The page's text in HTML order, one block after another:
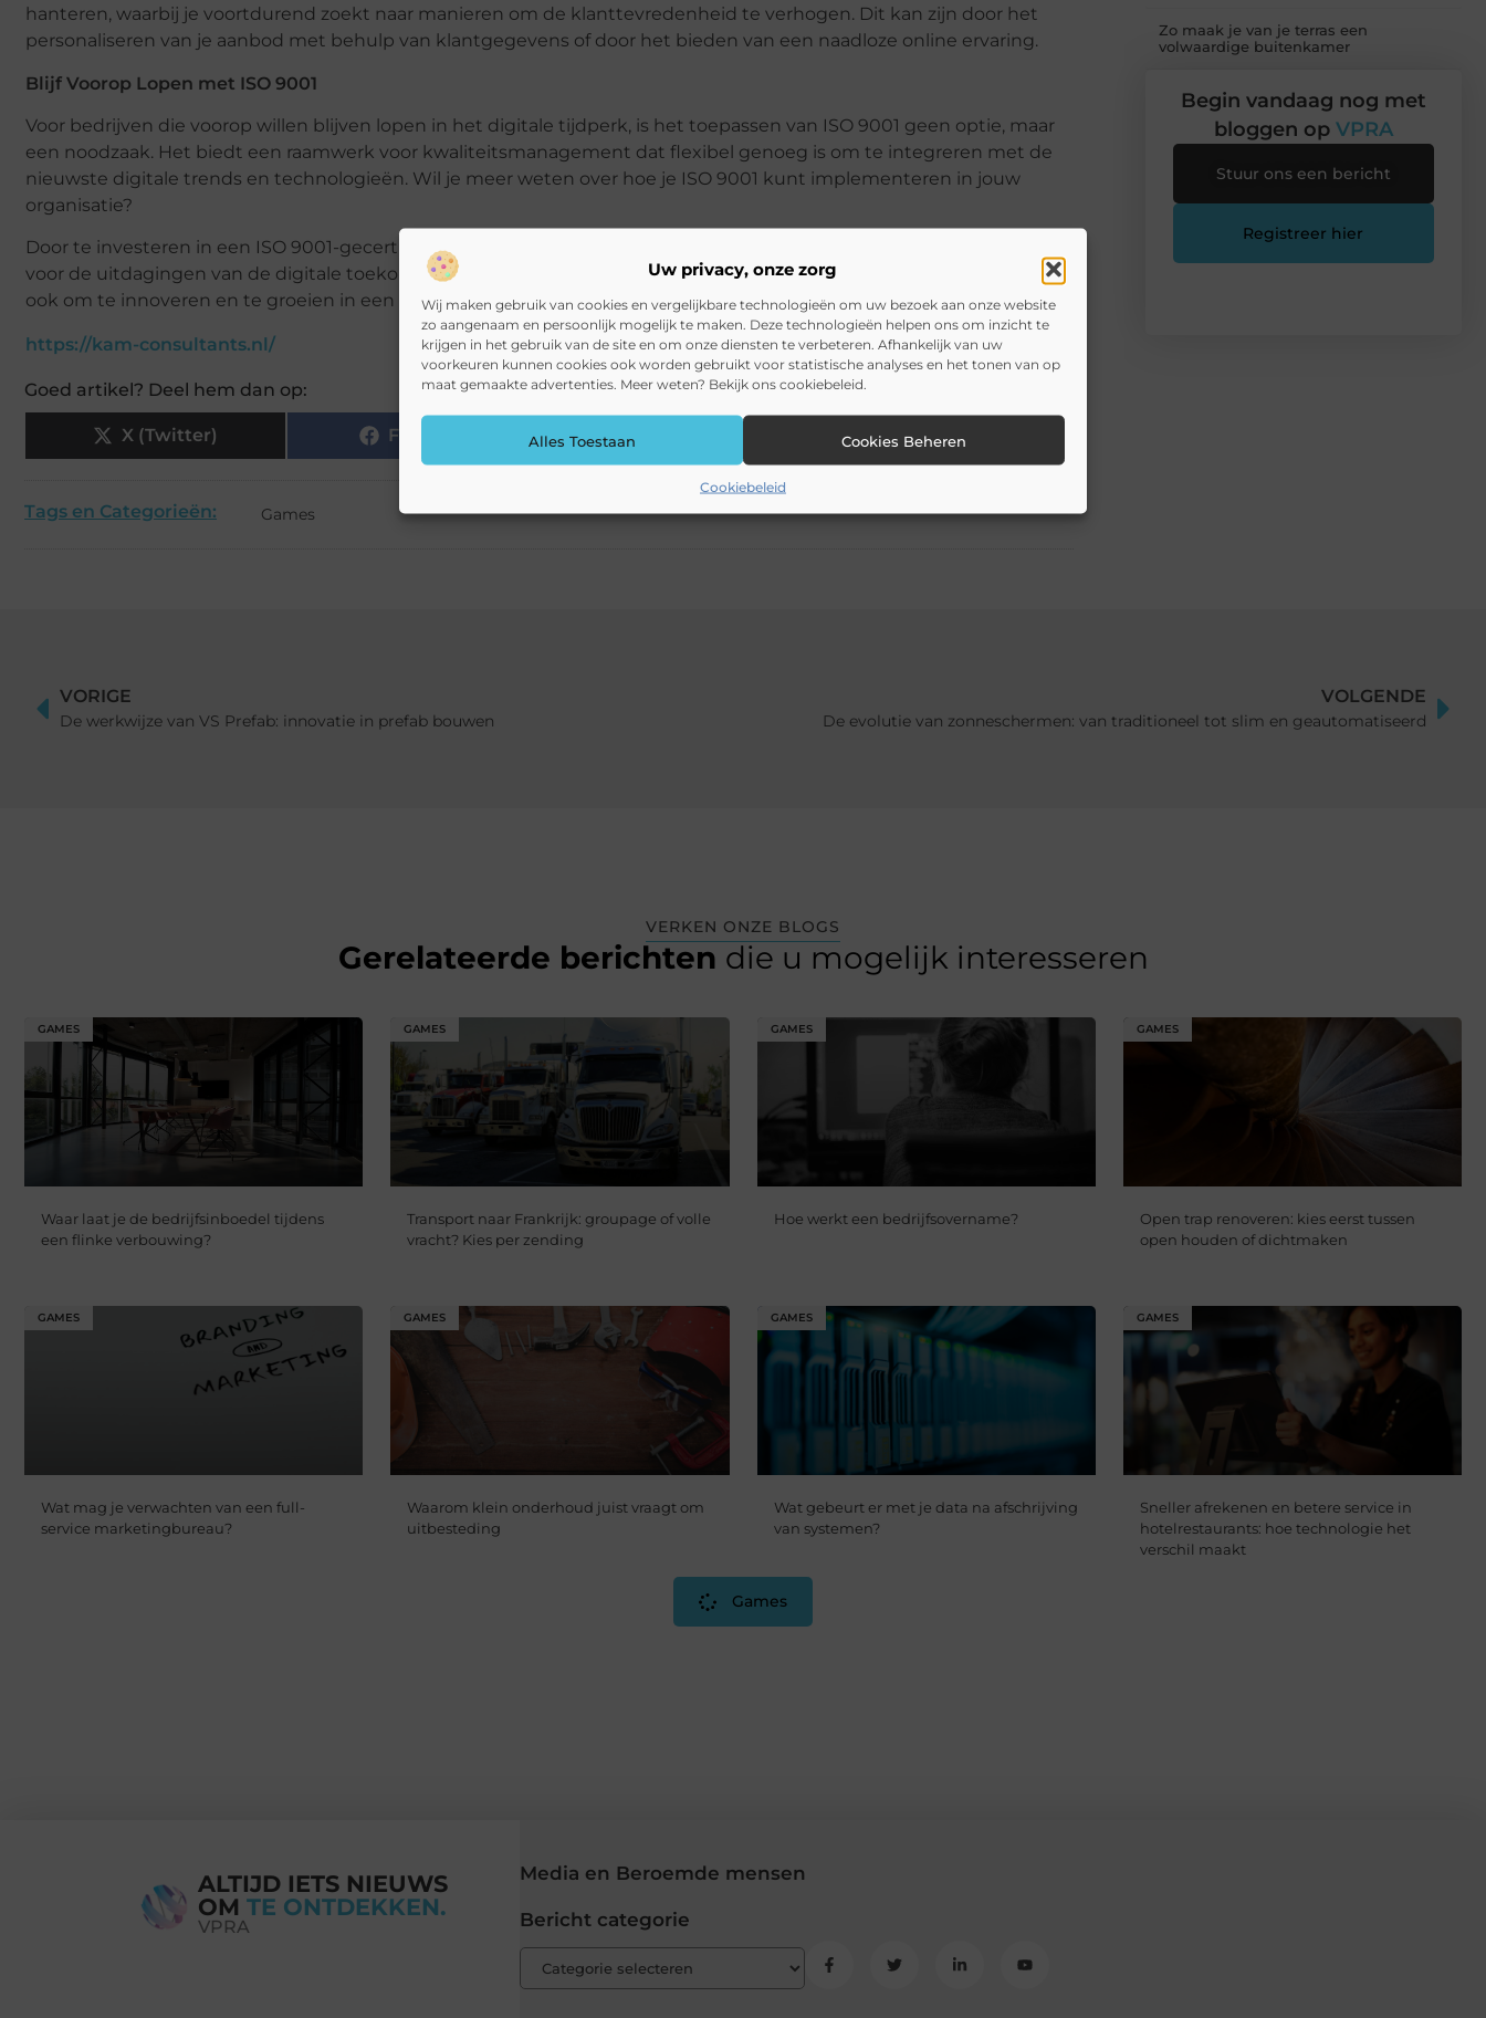
Uw privacy, onze zorg
Wij maken gebruik van cookies en vergelijkbare technologieën om uw bezoek aan onze website
zo aangenaam en persoonlijk mogelijk te maken. Deze technologieën helpen ons om inzicht te
krijgen in het gebruik van de site en om onze diensten te verbeteren. Afhankelijk van uw
voorkeuren kunnen cookies ook worden gebruikt voor statistische analyses en het tonen van op
maat gemaakte advertenties. Meer weten? Bekijk ons cookiebeleid.
Alles Toestaan Cookies Beheren
Cookiebeleid
hanteren, waarbij je voortdurend zoekt naar manieren om de klanttevredenheid te verhogen. Dit kan zijn door het
personaliseren van je aanbod met behulp van klantgegevens of door het bieden van een naadloze online ervaring.
Blijf Voorop Lopen met ISO 9001
Voor bedrijven die voorop willen blijven lopen in het digitale tijdperk, is het toepassen van ISO 9001 geen optie, maar
een noodzaak. Het biedt een raamwerk voor kwaliteitsmanagement dat flexibel genoeg is om te integreren met de
nieuwste digitale trends en technologieën. Wil je meer weten over hoe je ISO 9001 kunt implementeren in jouw
organisatie?
Door te investeren in een ISO 9001-gecertificeerd kwaliteitsmanagementsysteem, zorg je ervoor dat je bedrijf klaar is
voor de uitdagingen van de digitale toekomst. Het stelt je niet alleen in staat om de kwaliteit te waarborgen, maar
ook om te innoveren en te groeien in een steeds veranderende digitale wereld.
https://kam-consultants.nl/
Goed artikel? Deel hem dan op:
X (Twitter) Facebook LinkedIn
Tags en Categorieën: Games
Zo maak je van je terras een
volwaardige buitenkamer
Begin vandaag nog met
bloggen op VPRA
Stuur ons een bericht
Registreer hier
VORIGE
De werkwijze van VS Prefab: innovatie in prefab bouwen
VOLGENDE
De evolutie van zonneschermen: van traditioneel tot slim en geautomatiseerd
VERKEN ONZE BLOGS
Gerelateerde berichten die u mogelijk interesseren
GAMES
Waar laat je de bedrijfsinboedel tijdens
een flinke verbouwing?
GAMES
Transport naar Frankrijk: groupage of volle
vracht? Kies per zending
GAMES
Hoe werkt een bedrijfsovername?
GAMES
Open trap renoveren: kies eerst tussen
open houden of dichtmaken
GAMES
Wat mag je verwachten van een full-
service marketingbureau?
GAMES
Waarom klein onderhoud juist vraagt om
uitbesteding
GAMES
Wat gebeurt er met je data na afschrijving
van systemen?
GAMES
Sneller afrekenen en betere service in
hotelrestaurants: hoe technologie het
verschil maakt
Games
ALTIJD IETS NIEUWS
OM TE ONTDEKKEN.
VPRA
Media en Beroemde mensen
Bericht categorie